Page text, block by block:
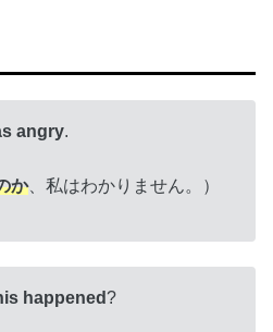
angry.
か、私はわかりません。）
happened?